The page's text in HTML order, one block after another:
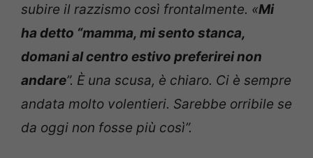
subire il razzismo così frontalmente. «Mi
ha detto “mamma, mi sento stanca,
domani al centro estivo preferirei non
andare”. È una scusa, è chiaro. Ci è sempre
andata molto volentieri. Sarebbe orribile se
da oggi non fosse più così”.